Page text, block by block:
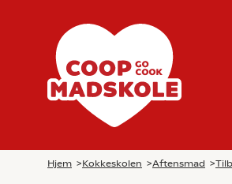
Hjem >Kokkeskolen >Aftensmad >